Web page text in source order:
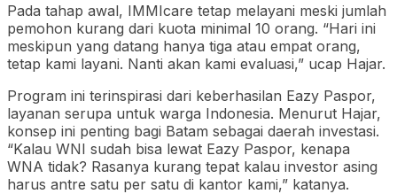
Pada tahap awal, IMMIcare tetap melayani meski jumlah
pemohon kurang dari kuota minimal 10 orang. “Hari ini
meskipun yang datang hanya tiga atau empat orang,
tetap kami layani. Nanti akan kami evaluasi,” ucap Hajar.
Program ini terinspirasi dari keberhasilan Eazy Paspor,
layanan serupa untuk warga Indonesia. Menurut Hajar,
konsep ini penting bagi Batam sebagai daerah investasi.
“Kalau WNI sudah bisa lewat Eazy Paspor, kenapa
WNA tidak? Rasanya kurang tepat kalau investor asing
harus antre satu per satu di kantor kami,” katanya.